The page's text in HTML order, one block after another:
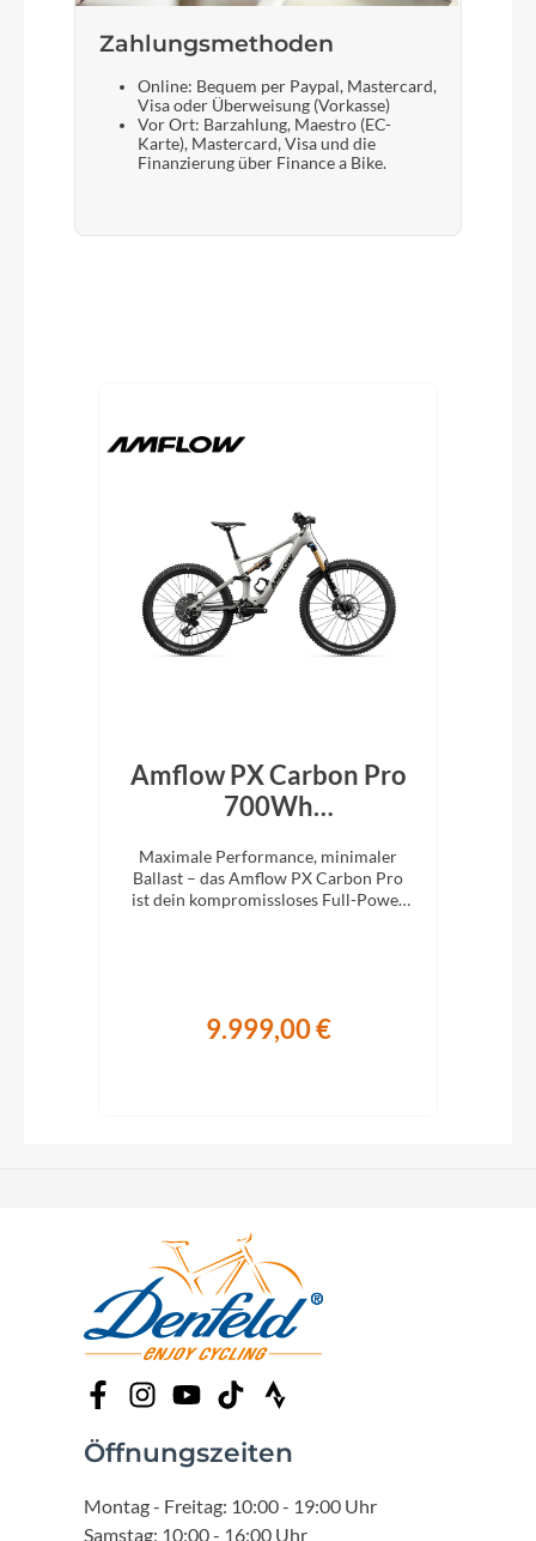
Zahlungsmethoden
Online: Bequem per Paypal, Mastercard,
Visa oder Überweisung (Vorkasse)
Vor Ort: Barzahlung, Maestro (EC-
Karte), Mastercard, Visa und die
Finanzierung über Finance a Bike.
Amflow PX Carbon Pro
700Wh
Maximale Performance, minimaler
Ballast – das Amflow PX Carbon Pro
ist dein kompromissloses Full-Power
9.999,00 €
Öffnungszeiten
Montag - Freitag: 10:00 - 19:00 Uhr
Samstag: 10:00 - 16:00 Uhr